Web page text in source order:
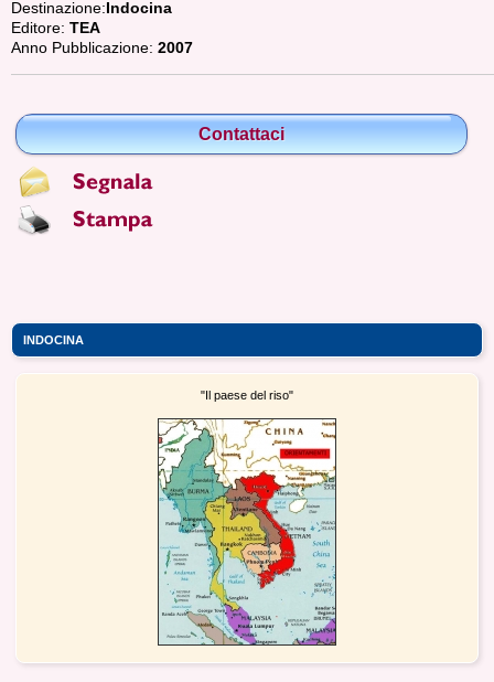
INDOCINA
"Il paese del riso"
Destinazione:Indocina
Editore: TEA
Anno Pubblicazione: 2007
Contattaci